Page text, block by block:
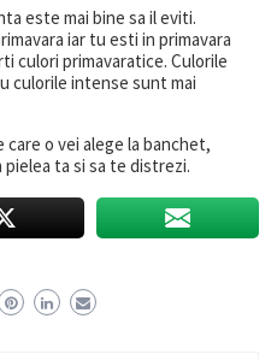
este mai bine sa il eviti.
iar tu esti in primavara
culori primavaratice. Culorile
culorile intense sunt mai
o vei alege la banchet,
ta si sa te distrezi.